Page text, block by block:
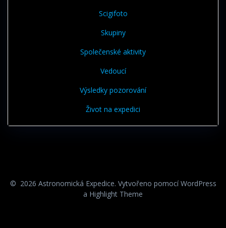
Scigifoto
Skupiny
Společenské aktivity
Vedoucí
Výsledky pozorování
Život na expedici
© 2026 Astronomická Expedice. Vytvořeno pomocí WordPress
a Highlight Theme